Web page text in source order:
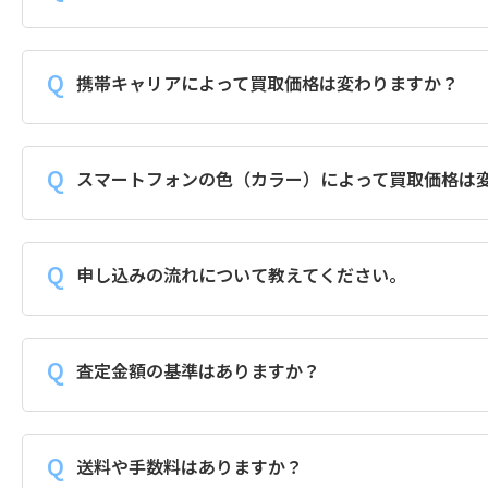
携帯キャリアによって買取価格は変わりますか？
スマートフォンの色（カラー）によって買取価格は
申し込みの流れについて教えてください。
査定金額の基準はありますか？
送料や手数料はありますか？